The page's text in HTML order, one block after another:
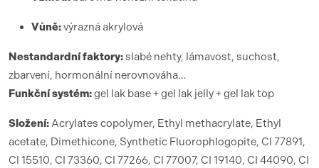
Vůně:výrazná akrylová
Nestandardní faktory:slabé nehty, lámavost, suchost,
zbarvení, hormonální nerovnováha…
Funkční systém:gel lak base + gel lak jelly + gel lak top
Složení:Acrylates copolymer, Ethyl methacrylate, Ethyl
acetate, Dimethicone, Synthetic Fluorophlogopite, CI 77891,
CI 15510, CI 73360, CI 77266, CI 77007, CI 19140, CI 44090, CI